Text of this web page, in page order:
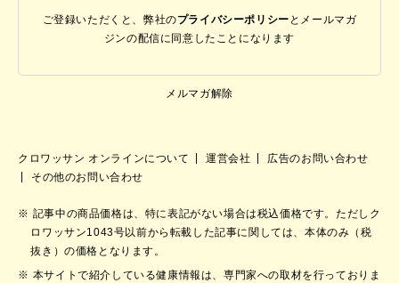
ご登録いただくと、弊社のプライバシーポリシー と メールマガ
ジンの配信に同意したことになります
メルマガ解除
クロワッサン オンラインについて 運営会社
広告のお問い合わせ
その他のお問い合わせ
記事中の商品価格は、特に表記がない場合は税込価格です。ただしク
ロワッサン1043号以前から転載した記事に関しては、本体のみ（税
抜き）の価格となります。
本サイトで紹介している健康情報は、専門家への取材を行っておりま